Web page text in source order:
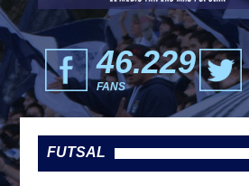
46.229
FANS
FUTSAL